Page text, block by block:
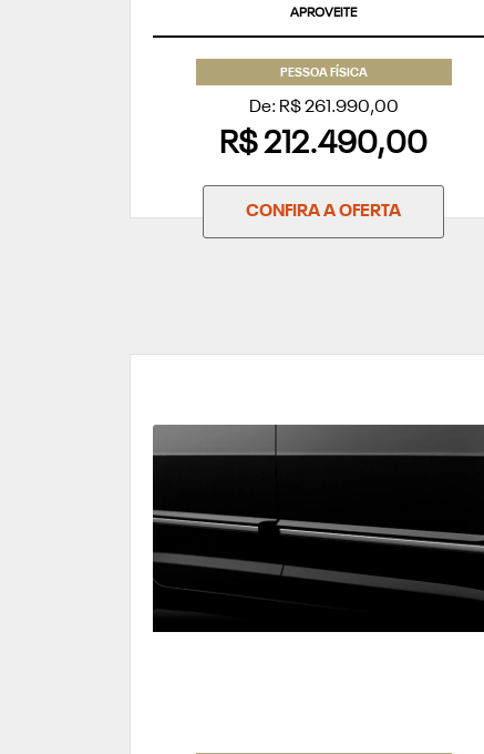
APROVEITE
PESSOA FÍSICA
De: R$ 261.990,00
R$ 212.490,00
CONFIRA A OFERTA